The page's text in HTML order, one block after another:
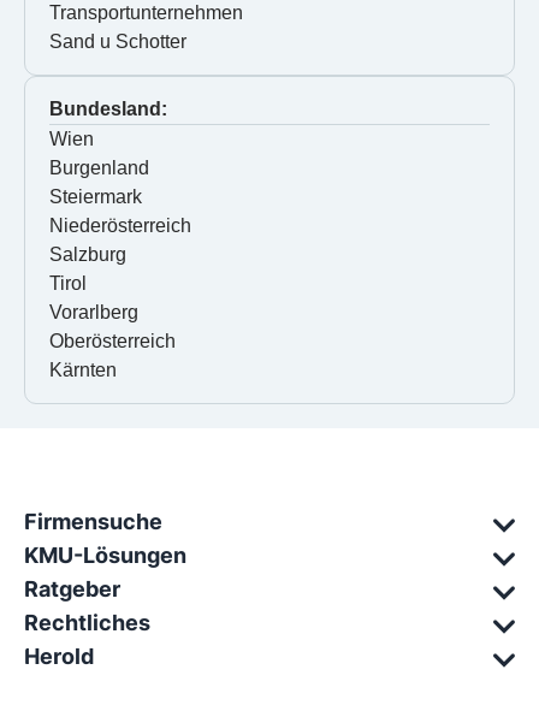
Transportunternehmen
Sand u Schotter
Bundesland:
Wien
Burgenland
Steiermark
Niederösterreich
Salzburg
Tirol
Vorarlberg
Oberösterreich
Kärnten
Firmensuche
KMU-Lösungen
Ratgeber
Rechtliches
Herold